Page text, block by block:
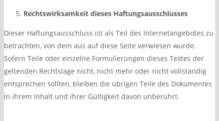
Rechtswirksamkeit dieses Haftungsausschlusses
Dieser Haftungsausschluss ist als Teil des Internetangebotes zu
betrachten, von dem aus auf diese Seite verwiesen wurde.
Sofern Teile oder einzelne Formulierungen dieses Textes der
geltenden Rechtslage nicht, nicht mehr oder nicht vollständig
entsprechen sollten, bleiben die übrigen Teile des Dokumentes
in ihrem Inhalt und ihrer Gültigkeit davon unberührt.